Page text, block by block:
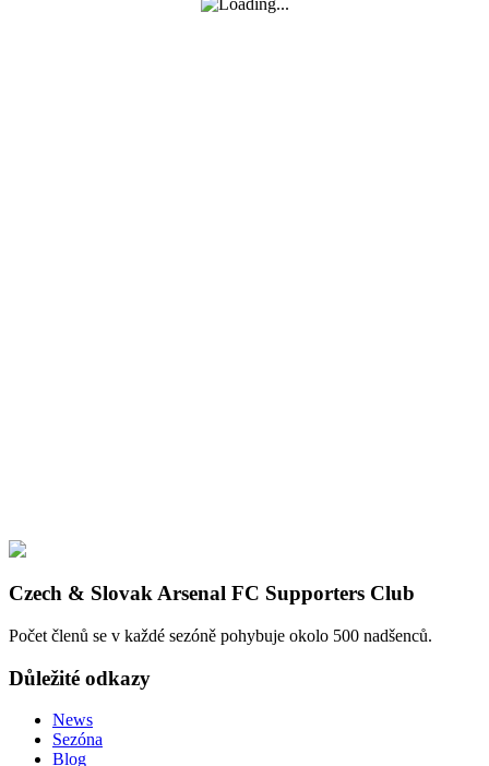
Czech & Slovak Arsenal FC Supporters Club
Počet členů se v každé sezóně pohybuje okolo 500 nadšenců.
Důležité odkazy
News
Sezóna
Blog